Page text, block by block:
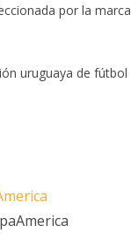
por la marca
uruguaya de fútbol